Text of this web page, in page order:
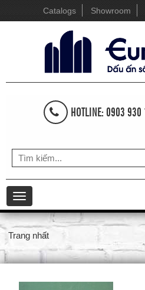
Catalogs Showroom
HOTLINE: 0903
Toggle
navigation
Trang nhất